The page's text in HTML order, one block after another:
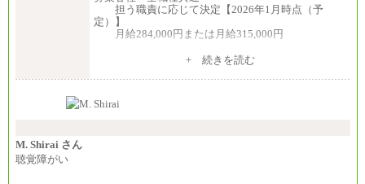
担う職責に応じて決定【2026年1月時点（予
定）】
月給284,000円または月給315,000円
※入社後早期から、自律的な業務遂行が求めら
す。
い職責を担う方については、さらに高い金額を個別
+ 続きを読む
M. Shirai さん
聴覚障がい